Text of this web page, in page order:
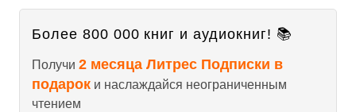
Более 800 000 книг и аудиокниг! 📚
Получи 2 месяца Литрес Подписки в
подарок и наслаждайся неограниченным
чтением